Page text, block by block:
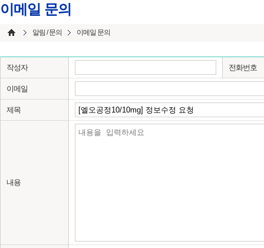
이메일 문의
알림 / 문의 이메일 문의
작성자 전화번호
이메일
제목
내용